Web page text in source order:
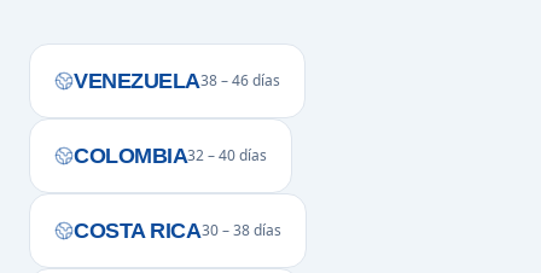
VENEZUELA38 – 46 días
COLOMBIA32 – 40 días
COSTA RICA30 – 38 días